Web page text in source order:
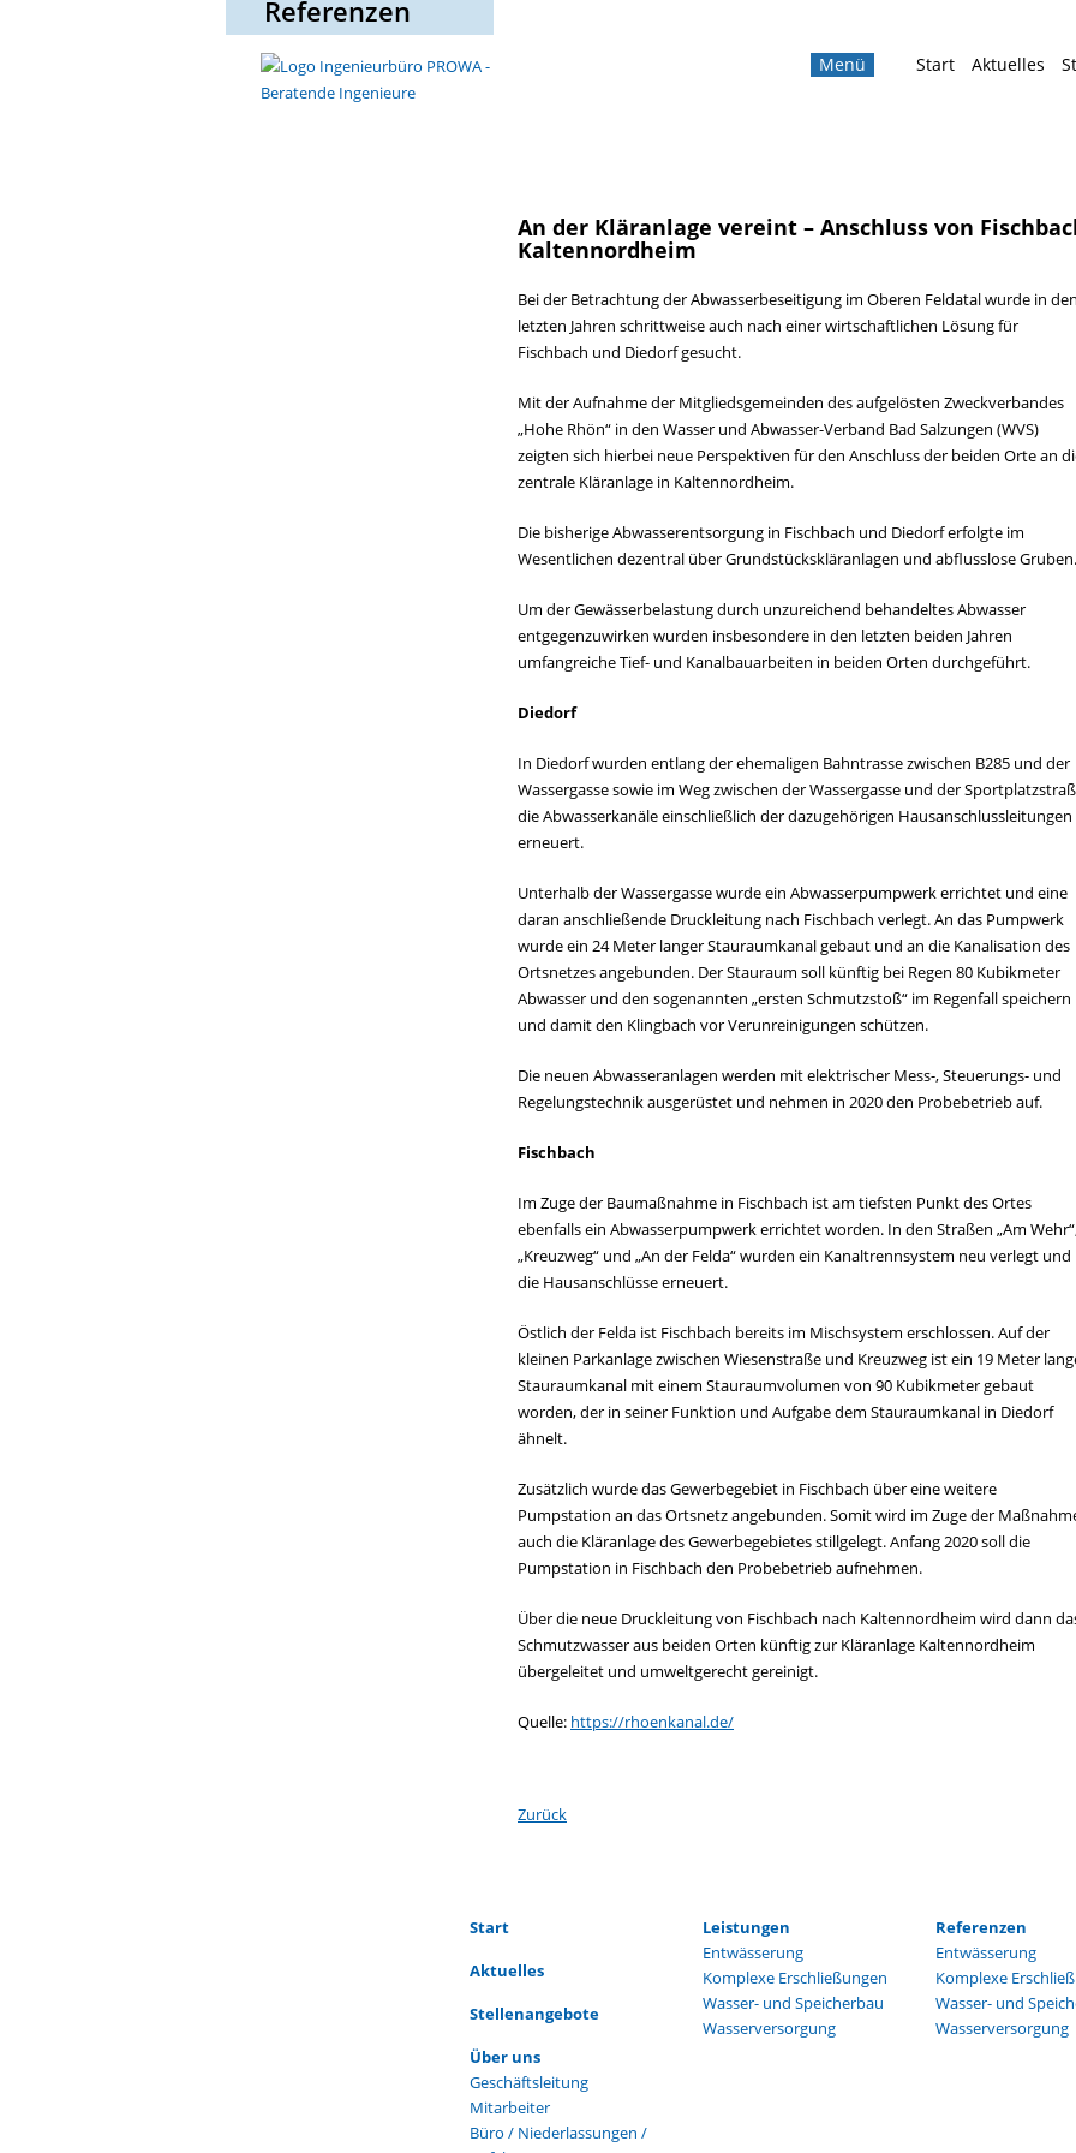
Navigation
Start Aktuelles
Menü
An der Kläranlage vereint – Anschluss von
Kaltennordheim
Bei der Betrachtung der Abwasserbeseitigung im Oberen Feldatal wurde in
letzten Jahren schrittweise auch nach einer wirtschaftlichen Lösung für
Fischbach und Diedorf gesucht.
Mit der Aufnahme der Mitgliedsgemeinden des aufgelösten Zweckverbandes
„Hohe Rhön“ in den Wasser und Abwasser-Verband Bad Salzungen (WVS)
zeigten sich hierbei neue Perspektiven für den Anschluss der beiden Orte an
zentrale Kläranlage in Kaltennordheim.
Die bisherige Abwasserentsorgung in Fischbach und Diedorf erfolgte im
Wesentlichen dezentral über Grundstückskläranlagen und abflusslose Gruben.
Um der Gewässerbelastung durch unzureichend behandeltes Abwasser
entgegenzuwirken wurden insbesondere in den letzten beiden Jahren
umfangreiche Tief- und Kanalbauarbeiten in beiden Orten durchgeführt.
Diedorf
In Diedorf wurden entlang der ehemaligen Bahntrasse zwischen B285 und der
Wassergasse sowie im Weg zwischen der Wassergasse und der
die Abwasserkanäle einschließlich der dazugehörigen Hausanschlussleitungen
erneuert.
Unterhalb der Wassergasse wurde ein Abwasserpumpwerk errichtet und eine
daran anschließende Druckleitung nach Fischbach verlegt. An das Pumpwerk
wurde ein 24 Meter langer Stauraumkanal gebaut und an die Kanalisation des
Ortsnetzes angebunden. Der Stauraum soll künftig bei Regen 80 Kubikmeter
Abwasser und den sogenannten „ersten Schmutzstoß“ im Regenfall speichern
und damit den Klingbach vor Verunreinigungen schützen.
Die neuen Abwasseranlagen werden mit elektrischer Mess-, Steuerungs- und
Regelungstechnik ausgerüstet und nehmen in 2020 den Probebetrieb auf.
Fischbach
Im Zuge der Baumaßnahme in Fischbach ist am tiefsten Punkt des Ortes
ebenfalls ein Abwasserpumpwerk errichtet worden. In den Straßen „Am
„Kreuzweg“ und „An der Felda“ wurden ein Kanaltrennsystem neu verlegt und
die Hausanschlüsse erneuert.
Östlich der Felda ist Fischbach bereits im Mischsystem erschlossen. Auf der
kleinen Parkanlage zwischen Wiesenstraße und Kreuzweg ist ein 19 Meter
Stauraumkanal mit einem Stauraumvolumen von 90 Kubikmeter gebaut
worden, der in seiner Funktion und Aufgabe dem Stauraumkanal in Diedorf
ähnelt.
Zusätzlich wurde das Gewerbegebiet in Fischbach über eine weitere
Pumpstation an das Ortsnetz angebunden. Somit wird im Zuge der
auch die Kläranlage des Gewerbegebietes stillgelegt. Anfang 2020 soll die
Pumpstation in Fischbach den Probebetrieb aufnehmen.
Über die neue Druckleitung von Fischbach nach Kaltennordheim wird dann
Schmutzwasser aus beiden Orten künftig zur Kläranlage Kaltennordheim
übergeleitet und umweltgerecht gereinigt.
Quelle: https://rhoenkanal.de/
Zurück
Referenzen
überspringen
Start
Aktuelles
Stellenangebote
überspringen
Über uns
Geschäftsleitung
Mitarbeiter
Büro / Niederlassungen /
überspringen
Leistungen
Entwässerung
Komplexe Erschließungen
Wasser- und Speicherbau
Wasserversorgung
überspringen
Referenzen
Entwässerung
Komplexe
Wasser- und
Wasserversorgung